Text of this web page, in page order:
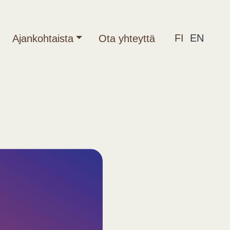
Ajankohtaista Ota yhteyttä FI EN